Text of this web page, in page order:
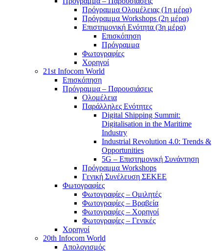
Πρόγραμμα Ολομέλειας (1η μέρα)
Πρόγραμμα Workshops (2η μέρα)
Επιστημονική Ενότητα (3η μέρα)
Επισκόπηση
Πρόγραμμα
Φωτογραφίες
Χορηγοί
21st Infocom World
Επισκόπηση
Πρόγραμμα – Παρουσιάσεις
Ολομέλεια
Παράλληλες Ενότητες
Digital Shipping Summit:
Digitalisation in the Maritime
Industry
Industrial Revolution 4.0: Trends &
Opportunities
5G – Επιστημονική Συνάντηση
Πρόγραμμα Workshops
Γενική Συνέλευση ΣΕΚΕΕ
Φωτογραφίες
Φωτογραφίες – Ομιλητές
Φωτογραφίες – Βραβεία
Φωτογραφίες – Χορηγοί
Φωτογραφίες – Γενικές
Χορηγοί
20th Infocom World
Απολογισμός